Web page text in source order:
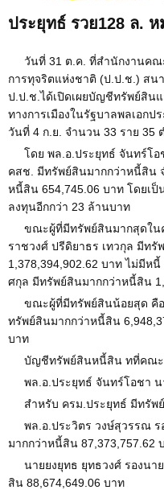
ประยุทธ์ รวย128 ล.
วันที่ 31 ต.ค. ที่สำนักงานคณ
การทุจริตแห่งชาติ (ป.ป.ช.) สน
ป.ป.ช.ได้เปิดเผยบัญชีทรัพย์สิน
ทางการเมืองในรัฐบาลพลเอก
วันที่ 4 ก.ย. จำนวน 33 ราย 35
โดย พล.อ.ประยุทธ์ จันทร์โ
คสช. มีทรัพย์สินมากกว่าหนี้สิน
หนี้สิน 654,745.06 บาท โดยเป็
ลงทุนอีกกว่า 23 ล้านบาท
ขณะผู้ที่มีทรัพย์สินมากสุดใ
ราชวงศ์ ปรีดิยาธร เทวกุล มีท
1,378,394,902.62 บาท ไม่มีห
ศกุล มีทรัพย์สินมากกว่าหนี้สิน
ขณะผู้ที่มีทรัพย์สินน้อยสุด คื
ทรัพย์สินมากกว่าหนี้สิน
บาท
บัญชีทรัพย์สินหนี้สิน ทที่คณะ
พล.อ.ประยุทธ์ จันทร์โอชา
สำหรับ ครม.ประยุทธ์ มีทรัพ
พล.อ.ประวิตร วงษ์สุวรรณ
มากกว่าหนี้สิน 87,373,757.62
นายยงยุทธ ยุทธวงศ์ รองน
สิน 88,674,649.06 บาท